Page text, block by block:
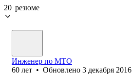
20 резюме
Инженер по МТО
60 лет • Обновлено 3 декабря 2016